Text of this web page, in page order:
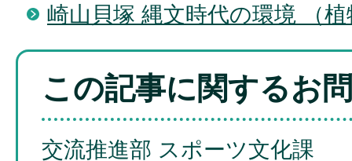
崎山貝塚 縄文時代の環境 （
この記事に関するお
交流推進部 スポーツ文化課